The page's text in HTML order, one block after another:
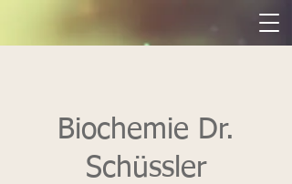
Biochemie Dr.
Schüssler